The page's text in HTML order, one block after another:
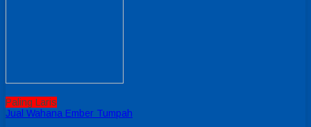
Paling Laris
Jual Wahana Ember Tumpah